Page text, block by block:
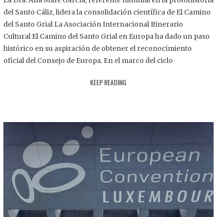
8
2
2
del Santo Cáliz, lidera la consolidación científica de El Camino
del Santo Grial La Asociación Internacional Itinerario
Cultural El Camino del Santo Grial en Europa ha dado un paso
histórico en su aspiración de obtener el reconocimiento
oficial del Consejo de Europa. En el marco del ciclo
KEEP READING